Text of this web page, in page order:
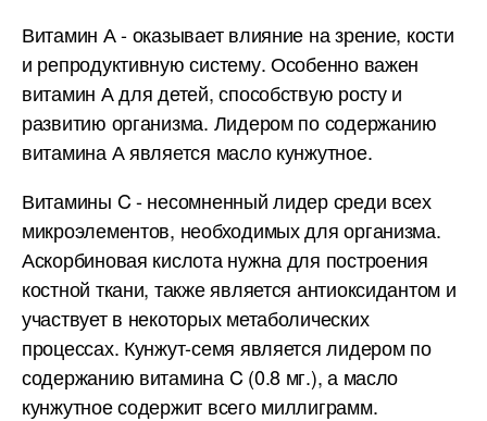
Витамин А - оказывает влияние на зрение, кости
и репродуктивную систему. Особенно важен
витамин А для детей, способствую росту и
развитию организма. Лидером по содержанию
витамина А является масло кунжутное.
Витамины C - несомненный лидер среди всех
микроэлементов, необходимых для организма.
Аскорбиновая кислота нужна для построения
костной ткани, также является антиоксидантом и
участвует в некоторых метаболических
процессах. Кунжут-семя является лидером по
содержанию витамина C (0.8 мг.), а масло
кунжутное содержит всего миллиграмм.